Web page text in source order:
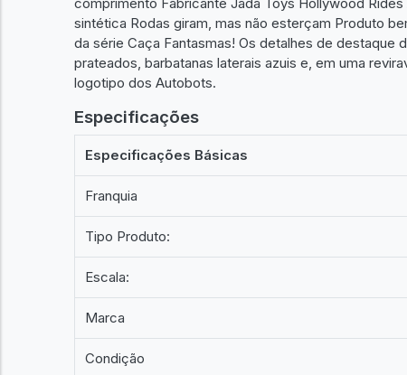
sintética Rodas giram, mas não esterçam Produto
da série Caça Fantasmas! Os detalhes de destaque
prateados, barbatanas laterais azuis e, em uma
logotipo dos Autobots.
Especificações
Especificações Básicas
Franquia
Tipo Produto:
Escala:
Marca
Condição